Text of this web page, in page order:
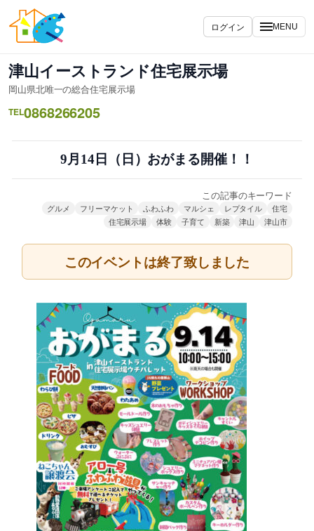
容
ス
キ
ッ
プ
ログイン MENU
津山イーストランド住宅展示場
岡山県北唯一の総合住宅展示場
TEL0868266205
9月14日（日）おがまる開催！！
この記事のキーワード
グルメ フリーマケット ふわふわ マルシェ レプタイル
住宅
住宅展示場
体験 子育て 新築 津山 津山市
このイベントは終了致しました